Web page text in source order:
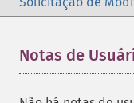
Notas de